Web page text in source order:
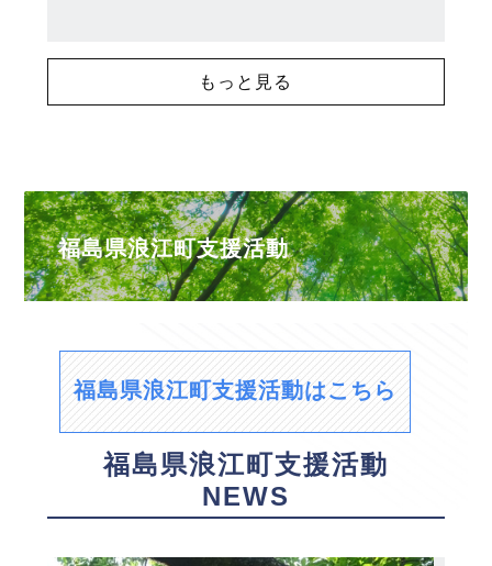
もっと見る
福島県浪江町支援活動
福島県浪江町支援活動はこちら
福島県浪江町支援活動
NEWS